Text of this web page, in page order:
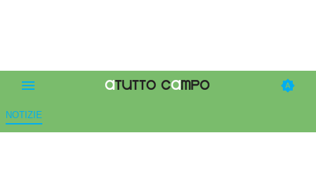
NOTIZIE